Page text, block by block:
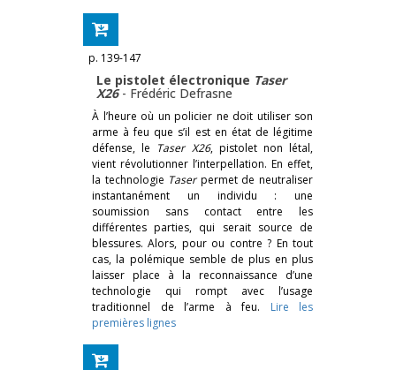
p. 139-147
Le pistolet électronique Taser
X26 - Frédéric Defrasne
À l’heure où un policier ne doit utiliser son
arme à feu que s’il est en état de légitime
défense, le Taser X26, pistolet non létal,
vient révolutionner l’interpellation. En effet,
la technologie Taserpermet de neutraliser
instantanément un individu : une
soumission sans contact entre les
différentes parties, qui serait source de
blessures. Alors, pour ou contre ? En tout
cas, la polémique semble de plus en plus
laisser place à la reconnaissance d’une
technologie qui rompt avec l’usage
traditionnel de l’arme à feu. Lire les
premières lignes